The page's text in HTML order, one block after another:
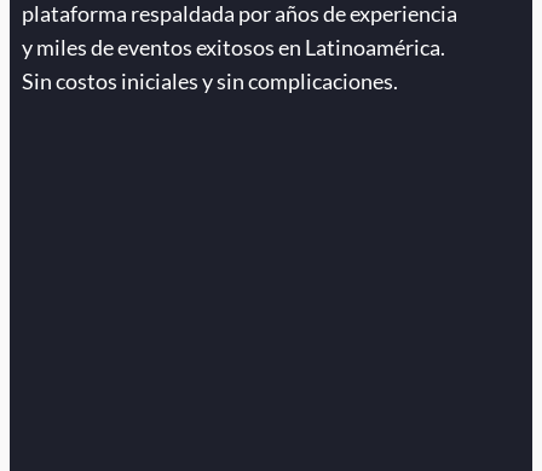
plataforma respaldada por años de experiencia
y miles de eventos exitosos en Latinoamérica.
Sin costos iniciales y sin complicaciones.